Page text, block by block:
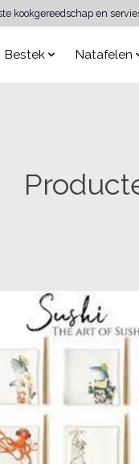
kookgereedschap en
Bestek Natafelen